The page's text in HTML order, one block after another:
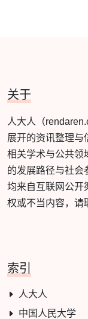
关于
人大人（
展开的资讯整理与
相关学术与公共领
的发展路径与社会
均来自互联网公开
权或不当内容，请
索引
人大人
中国人民大学